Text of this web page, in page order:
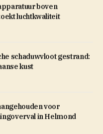
boven
luchtkwaliteit
schaduwvloot gestrand:
kust
voor
in Helmond